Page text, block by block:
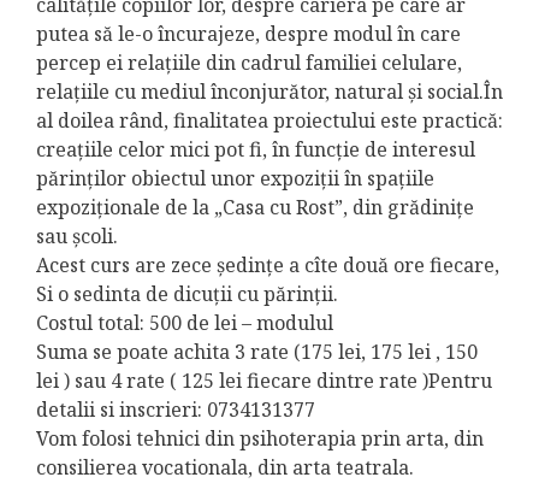
putea să le-o încurajeze, despre modul în care
percep ei relaţiile din cadrul familiei celulare,
relaţiile cu mediul înconjurător, natural şi social.În
al doilea rând, finalitatea proiectului este practică:
creaţiile celor mici pot fi, în funcţie de interesul
părinţilor obiectul unor expoziţii în spaţiile
expoziţionale de la „Casa cu Rost”, din grădiniţe
sau şcoli.
Acest curs are zece şedinţe a cîte două ore fiecare,
Si o sedinta de dicuţii cu părinţii.
Costul total: 500 de lei – modulul
Suma se poate achita 3 rate (175 lei, 175 lei , 150
lei ) sau 4 rate ( 125 lei fiecare dintre rate )Pentru
detalii si inscrieri: 0734131377
Vom folosi tehnici din psihoterapia prin arta, din
consilierea vocationala, din arta teatrala.